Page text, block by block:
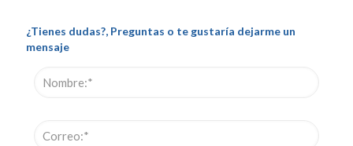
¿Tienes dudas?, Preguntas o te gustaría dejarme un
mensaje